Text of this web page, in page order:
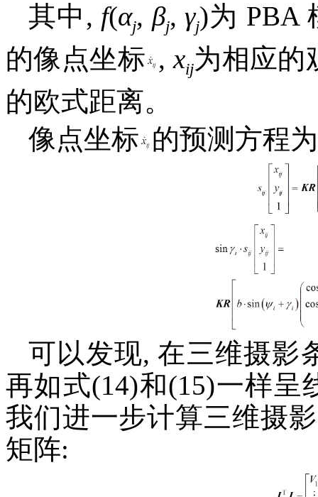
其中, f(αj, βj, γj)为 PBA
的像点坐标 ,xij为相应的
的欧式距离。
像点坐标 的预测方程为
可以发现, 在三维摄影
再如式(14)和(15)一样
我们进一步计算三维摄
矩阵: